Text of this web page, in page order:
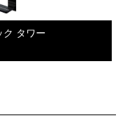
ク タワー